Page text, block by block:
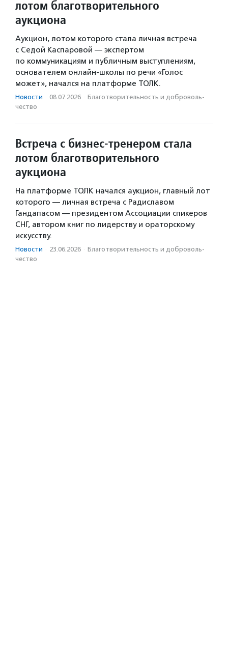
лотом благотворительного
аукциона
Аукцион, лотом которого стала личная встреча
с Седой Каспаровой — экспертом
по коммуникациям и публичным выступлениям,
основателем онлайн-школы по речи «Голос
может», начался на платформе ТОЛК.
Новости · 08.07.2026 · Благотвори­тель­ность и доброволь­
чест­во
Встреча с бизнес-тренером стала
лотом благотворительного
аукциона
На платформе ТОЛК начался аукцион, главный лот
которого — личная встреча с Радиславом
Гандапасом — президентом Ассоциации спикеров
СНГ, автором книг по лидерству и ораторскому
искусству.
Новости · 23.06.2026 · Благотвори­тель­ность и доброволь­
чест­во